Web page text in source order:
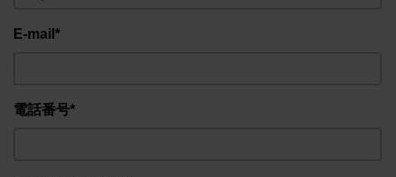
E-mail*
電話番号*